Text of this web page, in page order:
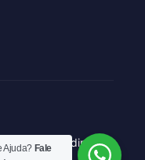
Todos os direitos
Ajuda? Fale